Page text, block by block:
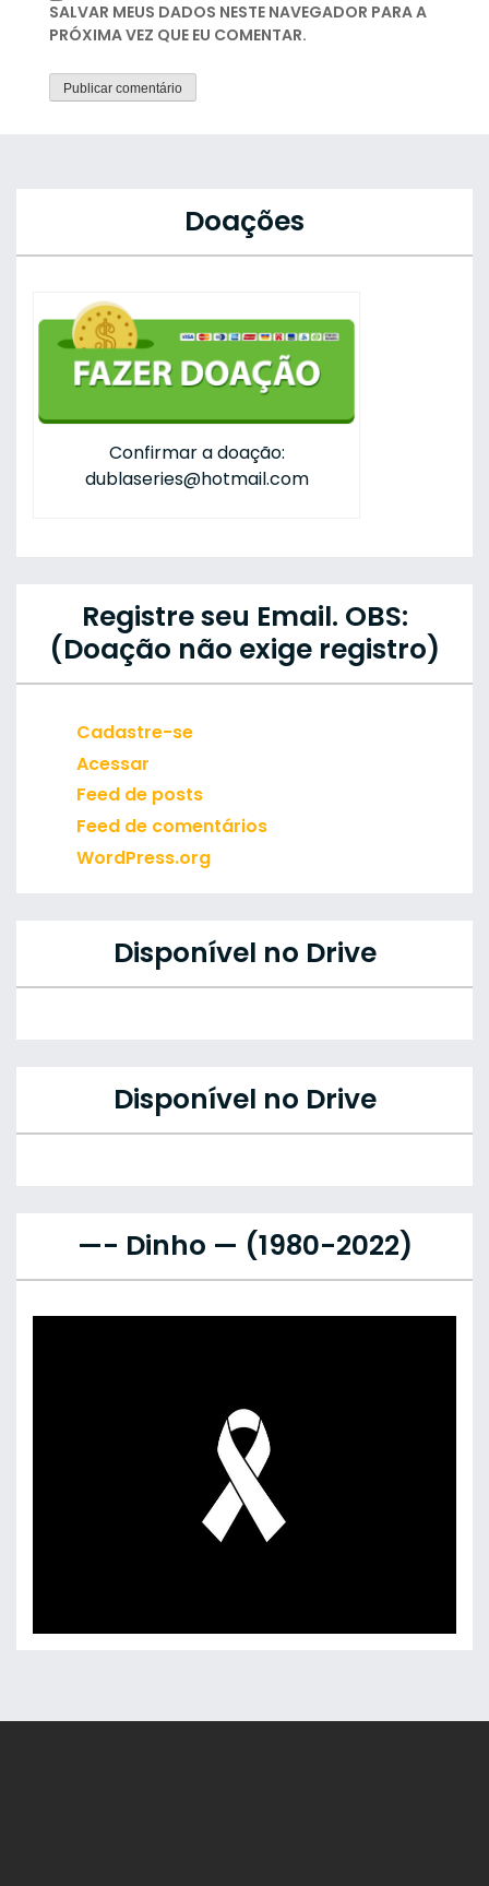
SALVAR MEUS DADOS NESTE NAVEGADOR PARA A
PRÓXIMA VEZ QUE EU COMENTAR.
Doações
Confirmar a doação:
dublaseries@hotmail.com
Registre seu Email. OBS:
(Doação não exige registro)
Cadastre-se
Acessar
Feed de posts
Feed de comentários
WordPress.org
Disponível no Drive
Disponível no Drive
—- Dinho — (1980-2022)